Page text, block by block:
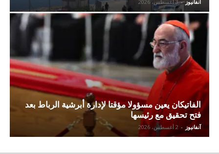
آنفانيوز - 3 أغسطس، 2026
الفاتيكان يعين مسؤولا مؤقتا لإدارة أبرشية الرباط بعد
فتح تحقيق مع رئيسها
آنفانيوز - 2 أغسطس، 2026